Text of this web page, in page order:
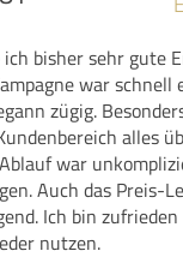
bisher sehr gute
war
zügig.
alles
war
Auch das Preis-
Ich bin
nutzen.